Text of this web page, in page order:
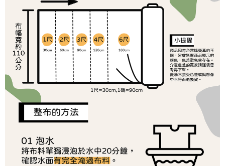
1.分期款項不併入電信帳單，「大哥付你分期」於每月結算日後寄送繳費提
醒簡訊。
2.透過簡訊連結打開帳單後，可選擇「超商條碼／台灣大直營門市／銀行轉
帳／街口支付／iPASS MONEY」等通路繳費。
【注意事項】
1.本服務係由「台灣大哥大股份有限公司」（以下簡稱本公司）所提供，讓
用戶於交易時，得透過本服務購買商品或服務，並由商店將買賣／分期付款
買賣價金債權讓與本公司後，依約使用本公司帳單繳交帳款。
2.基於同意付款使用「大哥付你分期」之契約關係目的，商店將以您的個人
資料（包含姓名、電話或地址）提供予台灣大哥大進項蒐集、處理及利用，
由本公司與您本人進行分期帳單所需資料之確認、核對及更正。
3.完整用戶服務條款，請詳閱以下連結：
【「AFTEE先享後付」結帳流程】
１．於結帳方式選擇「AFTEE先享後付」後，將跳轉至「AFTEE先享後付」
結帳頁面，進行簡訊認證並確認金額後，即可完成結帳。
２．訂單成立數日內，您將收到繳費通知簡訊。
３．收到繳費通知簡訊後14天內，點擊此簡訊中的連結，可透過四大超商／
ATM／網路銀行／等多元方式進行付款，方視為交易完成。
※ 請注意：結帳手續完成當下不需立刻繳費，但若您需要取消訂單，請聯絡
購買商品的店家。未經商家同意取消之訂單仍視為有效，需透過AFTEE先享
後付繳納相關費用。
※ 交易是否成功請以「AFTEE先享後付 」之結帳頁面顯示為準，若有關於
是否繳費成功／繳費後需取消欲退款等相關疑問，請聯繫「AFTEE先享後付
客戶支援中心」https://netprotections.freshdesk.com/support/home
１．透過由恩沛科技股份有限公司提供之「AFTEE先享後付」服務完成之交
易，需依本服務之必要範圍內提供個人資料，並將交易相關給付款項請求債
權轉讓予恩沛科技股份有限公司。
２．關於個人資料處理事宜，請瀏覽以下網址：
每筆NT$65，滿NT$1,500(含以上)免運費
7-11取貨付款
每筆NT$65，滿NT$1,500(含以上)免運費
宅配
每筆NT$150，滿NT$1,500(含以上)免運費
離島宅配
每筆NT$240